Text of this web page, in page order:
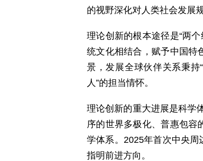
的视野深化对人类社会发展
理论创新的根本途径是“两
统文化相结合，赋予中国特
景，发展全球伙伴关系秉持
人”的担当情怀。
理论创新的重大进展是科学
序的世界多极化、普惠包容
学体系。2025年首次中央周
指明前进方向。